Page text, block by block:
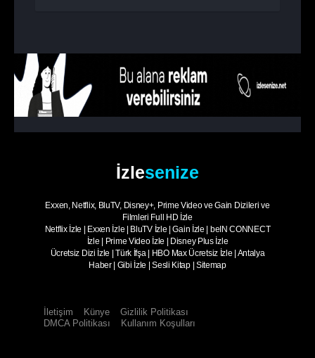
İzlesenize
Exxen, Netflix, BluTV, Disney+, Prime Video ve Gain Dizileri ve
Filmleri Full HD İzle
Netflix İzle | Exxen İzle | BluTV İzle |Gain İzle | beIN CONNECT
İzle | Prime Video İzle | Disney Plus İzle
Ücretsiz Dizi İzle |Türk İfşa | HBO Max Ücretsiz İzle | Antalya
Haber| Gibi İzle |Sesli Kitap| Sitemap
İletişim Künye
Gizlilik Politikası
DMCA Politikası
Kullanım Koşulları